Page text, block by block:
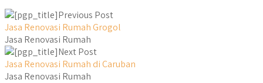
Previous Post
Jasa Renovasi Rumah Grogol
Jasa Renovasi Rumah
Next Post
Jasa Renovasi Rumah di Caruban
Jasa Renovasi Rumah